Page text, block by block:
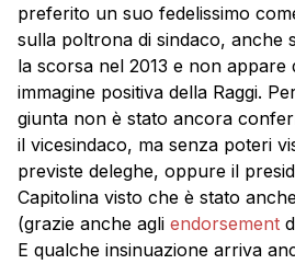
preferito un suo fedelissimo
sulla poltrona di sindaco, anche
la scorsa nel 2013 e non appare
immagine positiva della Raggi.
giunta non è stato ancora
il vicesindaco, ma senza poteri
previste deleghe, oppure il
Capitolina visto che è stato
(grazie anche agli endorsement
E qualche insinuazione arriva